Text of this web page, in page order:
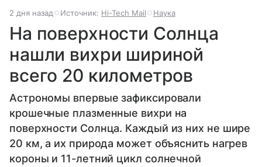
2 дня назад Источник: Hi-Tech Mail Наука
На поверхности Солнца
нашли вихри шириной
всего 20 километров
Астрономы впервые зафиксировали
крошечные плазменные вихри на
поверхности Солнца. Каждый из них не шире
20 км, а их природа может объяснить нагрев
короны и 11-летний цикл солнечной